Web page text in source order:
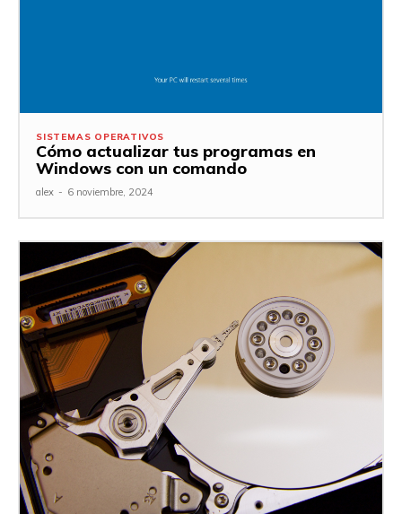
SISTEMAS OPERATIVOS
Cómo actualizar tus programas en
Windows con un comando
alex - 6 noviembre, 2024